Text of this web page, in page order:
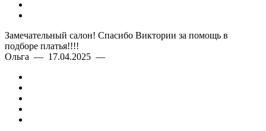
Замечательный салон! Спасибо Виктории за помощь в
подборе платья!!!!
Ольга — 17.04.2025 —